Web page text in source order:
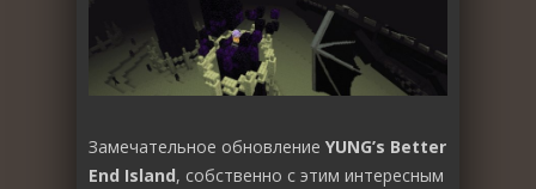
Замечательное обновление YUNG’s Better
End Island, собственно с этим интересным